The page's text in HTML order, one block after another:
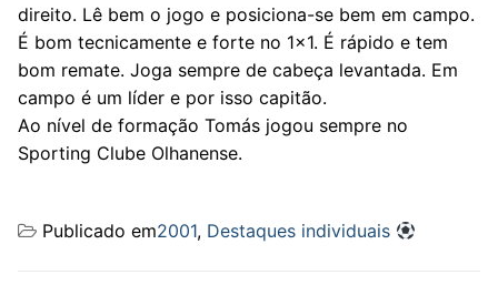
direito. Lê bem o jogo e posiciona-se bem em campo.
É bom tecnicamente e forte no 1×1. É rápido e tem
bom remate. Joga sempre de cabeça levantada. Em
campo é um líder e por isso capitão.
Ao nível de formação Tomás jogou sempre no
Sporting Clube Olhanense.
Publicado em2001, Destaques individuais